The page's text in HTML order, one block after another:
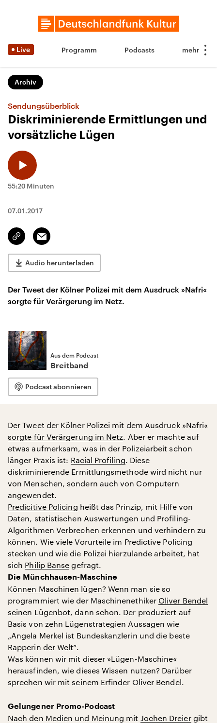
Live Programm Podcasts
Archiv
Sendungsüberblick
Diskriminierende Ermittlungen und
vorsätzliche Lügen
55:20 Minuten
07.01.2017
Link
kopieren/teilen
Email
Audio herunterladen
Der Tweet der Kölner Polizei mit dem Ausdruck »Nafri«
sorgte für Verärgerung im Netz.
Aus dem Podcast
Breitband
Podcast abonnieren
Der Tweet der Kölner Polizei mit dem Ausdruck »Nafri«
sorgte für Verärgerung im Netz. Aber er machte auf
etwas aufmerksam, was in der Polizeiarbeit schon
länger Praxis ist: Racial Profiling. Diese
diskriminierende Ermittlungsmethode wird nicht nur
von Menschen, sondern auch von Computern
angewendet.
Predicitive Policing heißt das Prinzip, mit Hilfe von
Daten, statistischen Auswertungen und Profiling-
Algorithmen Verbrechen erkennen und verhindern zu
können. Wie viele Vorurteile im Predictive Policing
stecken und wie die Polizei hierzulande arbeitet, hat
sich Philip Banse gefragt.
Die Münchhausen-Maschine
Können Maschinen lügen? Wenn man sie so
programmiert wie der Maschinenethiker Oliver Bendel
seinen Lügenbot, dann schon. Der produziert auf
Basis von zehn Lügenstrategien Aussagen wie
„Angela Merkel ist Bundeskanzlerin und die beste
Rapperin der Welt“.
Was können wir mit dieser »Lügen-Maschine«
herausfinden, wie dieses Wissen nutzen? Darüber
sprechen wir mit seinem Erfinder Oliver Bendel.
Gelungener Promo-Podcast
Nach den Medien und Meinung mit Jochen Dreiergibt